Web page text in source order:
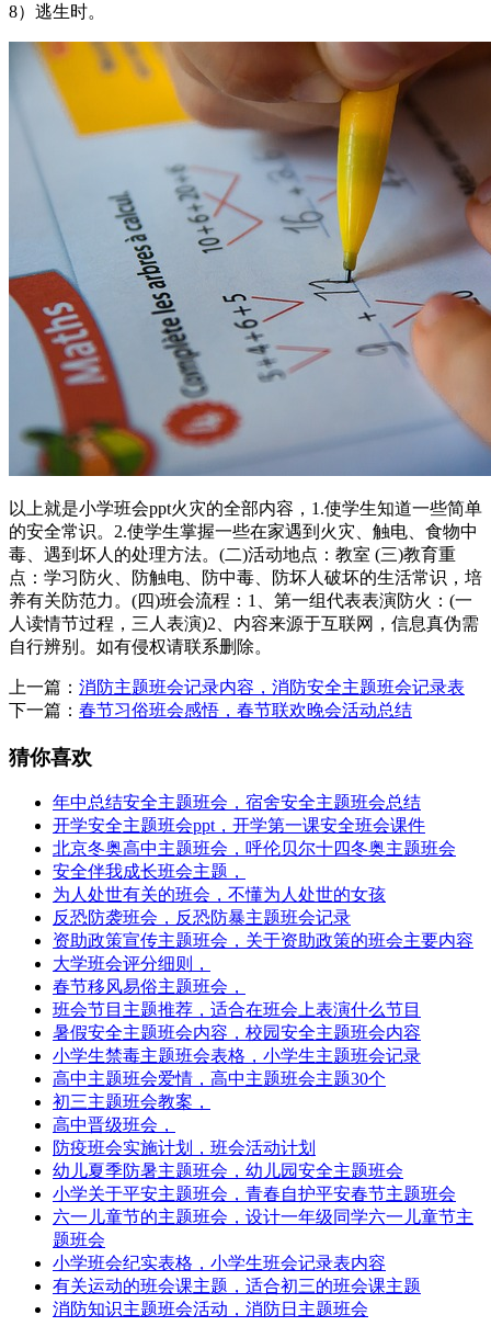
8）逃生时。
以上就是小学班会ppt火灾的全部内容，1.使学生知道一些简单
的安全常识。2.使学生掌握一些在家遇到火灾、触电、食物中
毒、遇到坏人的处理方法。(二)活动地点：教室 (三)教育重
点：学习防火、防触电、防中毒、防坏人破坏的生活常识，培
养有关防范力。(四)班会流程：1、第一组代表表演防火：(一
人读情节过程，三人表演)2、内容来源于互联网，信息真伪需
自行辨别。如有侵权请联系删除。
上一篇： 消防主题班会记录内容，消防安全主题班会记录表
下一篇： 春节习俗班会感悟，春节联欢晚会活动总结
猜你喜欢
年中总结安全主题班会，宿舍安全主题班会总结
开学安全主题班会ppt，开学第一课安全班会课件
北京冬奥高中主题班会，呼伦贝尔十四冬奥主题班会
安全伴我成长班会主题，
为人处世有关的班会，不懂为人处世的女孩
反恐防袭班会，反恐防暴主题班会记录
资助政策宣传主题班会，关于资助政策的班会主要内容
大学班会评分细则，
春节移风易俗主题班会，
班会节目主题推荐，适合在班会上表演什么节目
暑假安全主题班会内容，校园安全主题班会内容
小学生禁毒主题班会表格，小学生主题班会记录
高中主题班会爱情，高中主题班会主题30个
初三主题班会教案，
高中晋级班会，
防疫班会实施计划，班会活动计划
幼儿夏季防暑主题班会，幼儿园安全主题班会
小学关于平安主题班会，青春自护平安春节主题班会
六一儿童节的主题班会，设计一年级同学六一儿童节主
题班会
小学班会纪实表格，小学生班会记录表内容
有关运动的班会课主题，适合初三的班会课主题
消防知识主题班会活动，消防日主题班会